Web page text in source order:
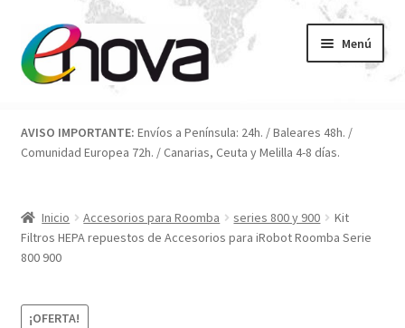
a
la
al
contenido
Menú
Blog
Condiciones
Contacto
AVISO IMPORTANTE: Envíos a Península: 24h. / Baleares 48h. /
Comunidad Europea 72h. / Canarias, Ceuta y Melilla 4-8 días.
Inicio Accesorios para Roomba series 800 y 900
Kit
Filtros HEPA repuestos de Accesorios para iRobot Roomba Serie
800 900
¡OFERTA!